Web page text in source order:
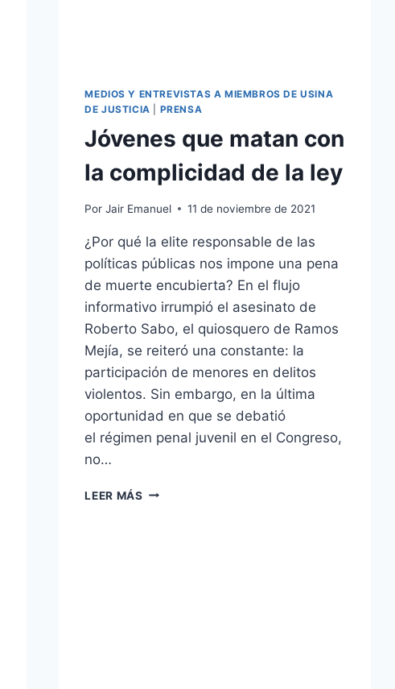
MEDIOS Y ENTREVISTAS A MIEMBROS DE USINA
DE JUSTICIA
PRENSA
Jóvenes que matan con
la complicidad de la ley
Por Jair Emanuel 11 de noviembre de 2021
¿Por qué la elite responsable de las
políticas públicas nos impone una pena
de muerte encubierta? En el flujo
informativo irrumpió el asesinato de
Roberto Sabo, el quiosquero de Ramos
Mejía, se reiteró una constante: la
participación de menores en delitos
violentos. Sin embargo, en la última
oportunidad en que se debatió
el régimen penal juvenil en el Congreso,
no…
LEER MÁS